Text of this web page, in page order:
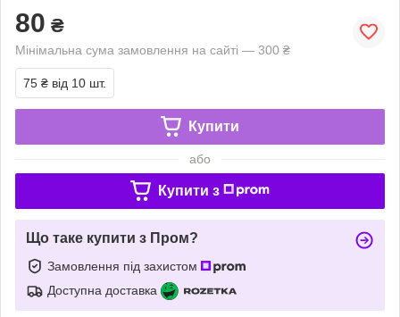
80 ₴
Мінімальна сума замовлення на сайті — 300 ₴
75 ₴ від 10 шт.
Купити
або
Купити з
Що таке купити з Пром?
Замовлення під захистом
Доступна доставка